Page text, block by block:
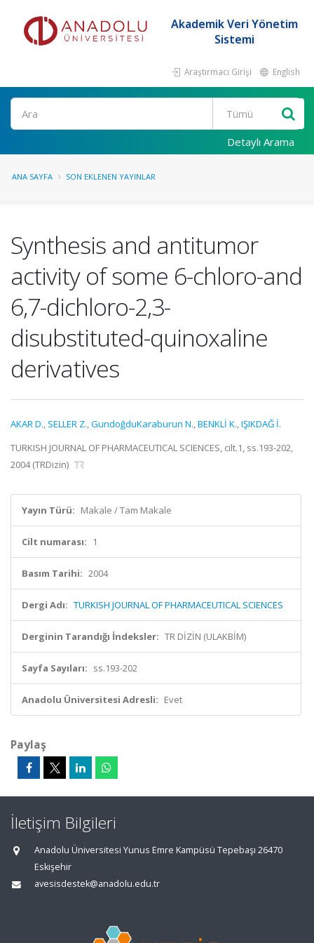
Akademik Veri Yönetim
Sistemi
Araştırmacı Girişi English
Ara
Detaylı Arama
ANA SAYFA SON EKLENEN YAYINLAR
Synthesis and antitumor
activity of some 6-chloro-and
6,7-dichloro-2,3-
disubstituted-quinoxaline
derivatives
AKAR D., SELLER Z.,GundoğduKaraburun N.,BENKLİ K.,IŞIKDAĞ İ.
TURKISH JOURNAL OF PHARMACEUTICAL SCIENCES, cilt.1, ss.193-202,
2004 (TRDizin)
Yayın Türü: Makale / Tam Makale
Cilt numarası: 1
Basım Tarihi: 2004
Dergi Adı: TURKISH JOURNAL OF PHARMACEUTICAL SCIENCES
Derginin Tarandığı İndeksler: TR DİZİN (ULAKBİM)
Sayfa Sayıları: ss.193-202
Anadolu Üniversitesi Adresli: Evet
Paylaş
İletişim Bilgileri
Anadolu Üniversitesi Yunus Emre Kampüsü Tepebaşı 26470
Eskişehir
avesisdestek@anadolu.edu.tr